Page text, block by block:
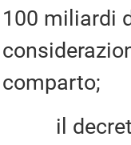
100 miliardi
comparto;
il decreto-